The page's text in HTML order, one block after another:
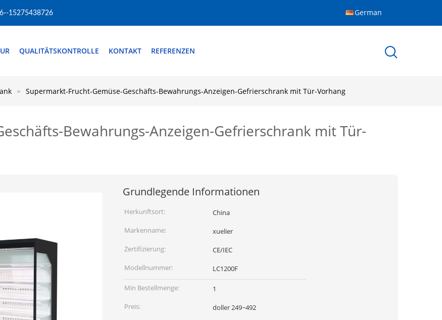
15275438726 German
QUALITÄTSKONTROLLE KONTAKT REFERENZEN
Supermarkt-Frucht-Gemüse-Geschäfts-Bewahrungs-Anzeigen-Gefrierschrank mit Tür-Vorhang
Bewahrungs-Anzeigen-Gefrierschrank mit Tür-
Grundlegende Informationen
Herkunftsort:
China
Markenname:
xuelier
Zertifizierung:
CE/IEC
Modellnummer:
LC1200F
Min Bestellmenge:
1
Preis:
doller 249~492